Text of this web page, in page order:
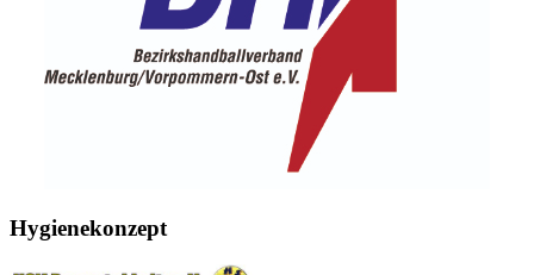
Hygienekonzept